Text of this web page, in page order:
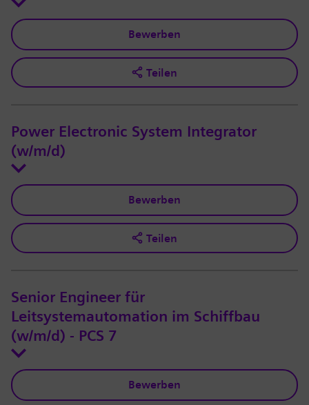
Bewerben
Teilen
Power Electronic System Integrator
(w/m/d)
Bewerben
Teilen
Senior Engineer für
Leitsystemautomation im Schiffbau
(w/m/d) - PCS 7
Bewerben